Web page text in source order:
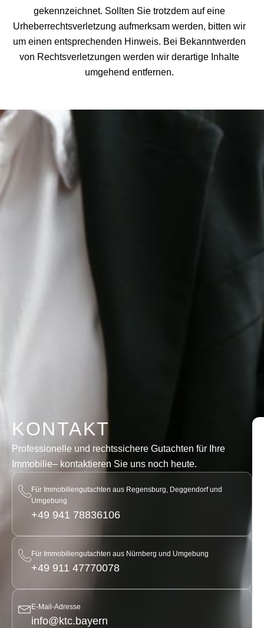
gekennzeichnet. Sollten Sie trotzdem auf eine
Urheberrechtsverletzung aufmerksam werden, bitten wir
um einen entsprechenden Hinweis. Bei Bekanntwerden
von Rechtsverletzungen werden wir derartige Inhalte
umgehend entfernen.
KONTAKT
Professionelle und rechtssichere Gutachten für Ihre
Immobilie– kontaktieren Sie uns noch heute.
Für Immobiliengutachten aus Regensburg, Deggendorf und
Umgebung
+49 941 78836106
Für Immobiliengutachten aus Nürnberg und Umgebung
+49 911 47770078
E-Mail-Adresse
info@ktc.bayern